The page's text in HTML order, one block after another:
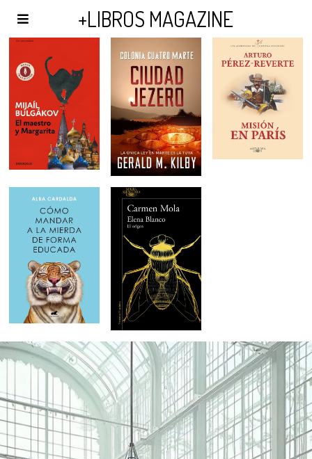
+LIBROS MAGAZINE